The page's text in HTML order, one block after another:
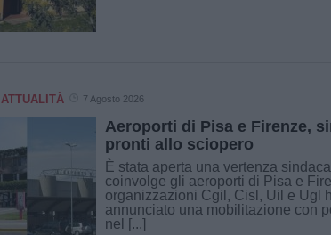
ATTUALITÀ 7 Agosto 2026
Aeroporti di Pisa e Firenze,
pronti allo sciopero
È stata aperta una vertenza
coinvolge gli aeroporti di Pisa e
organizzazioni Cgil, Cisl, Uil e Ugl
annunciato una mobilitazione con
nel [...]